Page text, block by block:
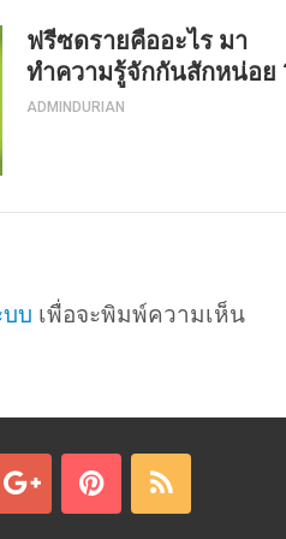
ฟรีซดรายคืออะไร มา
ทำความรู้จักกันสักหน่อย
ADMINDURIAN
บบ เพื่อจะพิมพ์ความเห็น